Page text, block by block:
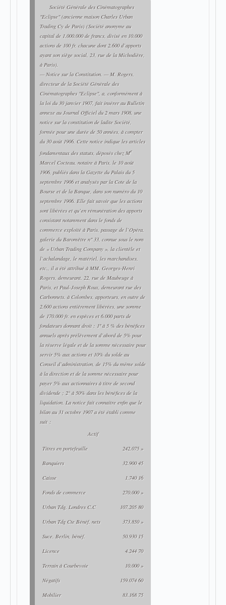
Société Générale des Cinématographes
"Eclipse" (ancienne maison Charles Urban
Trading Cy de Paris) (Société anonyme au
capital de 1.000.000 de francs, divisé en 10.000
actions de 100 fr. chacune dont 2.600 d’apports
ayant son siège social, 23, rue de la Michodière,
à Paris).
—Notice sur la Constitution. — M. Rogers,
directeur de laSociété Générale des
Cinématographes "Eclipse", a, conformément à
la loi du 30 janvier 1907, fait insérer au Bulletin
annexe au Journal Officieldu 2 mars 1908, une
notice sur la constitution de ladite Société,
formée pour une durée de 50 années, à compter
du 30 août 1906. Cette notice indique les articles
fondamentaux des statuts, déposés chez Me
Marcel Cocteau, notaire à Paris, le 10 août
1906, publiés dans laGazette du Palais du 5
septembre 1906 et analysés par la Cote de la
Bourse et de la Banque, dans son numéro du 10
septembre 1906. Elle fait savoir que les actions
sont libérées et qu’en rémunération des apports
consistant notamment dans le fonds de
commerce exploité à Paris, passage de l’Opéra,
galerie du Baromètre n" 33, connue sous le nom
de « Urban Trading Company », la clientèle et
l’achalandage, le matériel, les marchandises,
etc., il a été attribué à MM. Georges-Henri
Rogers, demeurant. 22, rue de Maubeuge à
Paris, et Paul-Joseph Roux, demeurant rue des
Carbonnets. à Colombes, apporteurs, en outre de
2.600 actions entièrement libérées, une somme
de 170.000 fr. en espèces et 6.000 parts de
fondateurs donnant droit : 1º à 5 % des bénéfices
annuels après prélèvement d’abord de 5% pour
la réserve légale et de la somme nécessaire pour
servir 5% aux actions et 10% du solde au
Conseil d’administration, de 15% du même solde
à la direction et de la somme nécessaire pour
payer 5% aux actionnaires à titre de second
dividende ; 2° à 50% dans les bénéfices de la
liquidation. La notice fait connaître enfin que le
bilan au 31 octobre 1907 a été établi comme
suit :
Actif
Titres en portefeuille 242.075 »
Banquiers 32.900 45
Caisse 1.740 16
Fonds de commerce 270.000 »
Urban Tdg. Londres C.C 107.205 80
Urban Tdg Cte Bénéf. nets 373.850 »
Suce. Berlin, bénéf. 50.930 15
Licence 4.244 70
Terrain à Courbevoie 10.000 »
Négatifs 159.074 60
Mobilier 83.168 75